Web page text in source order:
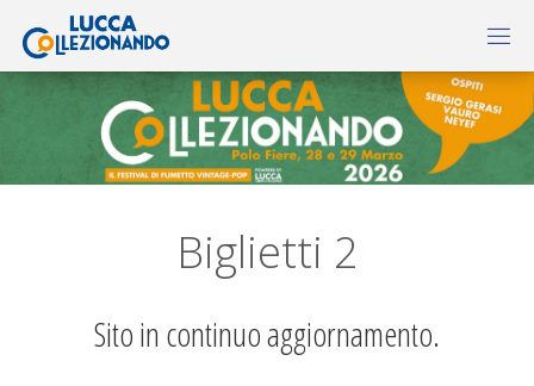
Biglietti 2
Sito in continuo aggiornamento.